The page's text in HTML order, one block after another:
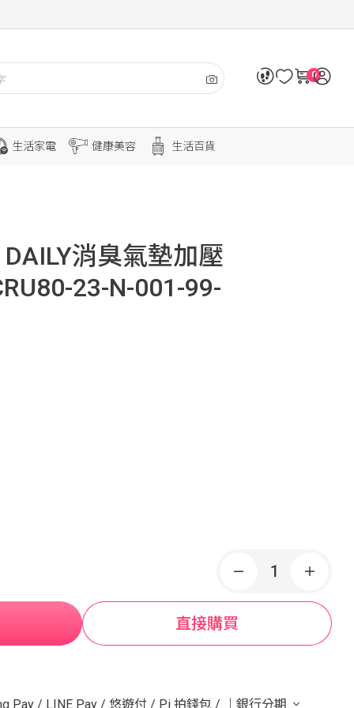
0
生活家電 健康美容 生活百貨
消臭氣墊加壓
23-N-001-99-
直接購買
Pay / LINE Pay / 悠遊付 / Pi 拍錢包 / ｜銀行分期